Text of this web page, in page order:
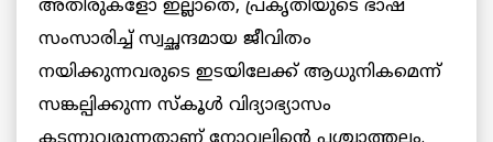
അതിരുകളോ ഇല്ലാതെ, പ്രകൃതിയുടെ ഭാഷ
സംസാരിച്ച് സ്വച്ഛന്ദമായ ജീവിതം
നയിക്കുന്നവരുടെ ഇടയിലേക്ക് ആധുനികമെന്ന്
സങ്കല്പിക്കുന്ന സ്‌കൂൾ വിദ്യാഭ്യാസം